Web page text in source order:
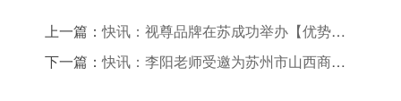
上一篇：快讯：视尊品牌在苏成功举办【优势品牌构建】分享会
下一篇：快讯：李阳老师受邀为苏州市山西商会做《B2B定位式营销》讲座